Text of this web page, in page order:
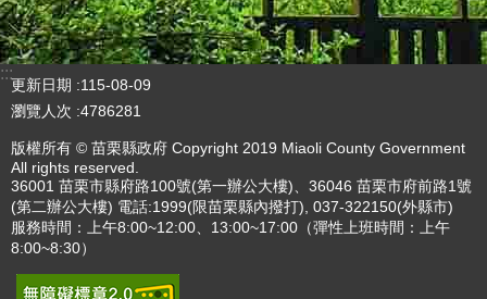
:::
更新日期
115-08-09
瀏覽人次 4786281
版權所有 © 苗栗縣政府 Copyright 2019 Miaoli County Government
All rights reserved.
36001 苗栗市縣府路100號(第一辦公大樓)、36046 苗栗市府前路1號
(第二辦公大樓) 電話:1999(限苗栗縣內撥打), 037-322150(外縣市)
服務時間：上午8:00~12:00、13:00~17:00（彈性上班時間：上午
8:00~8:30）